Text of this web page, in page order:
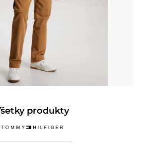
produkty